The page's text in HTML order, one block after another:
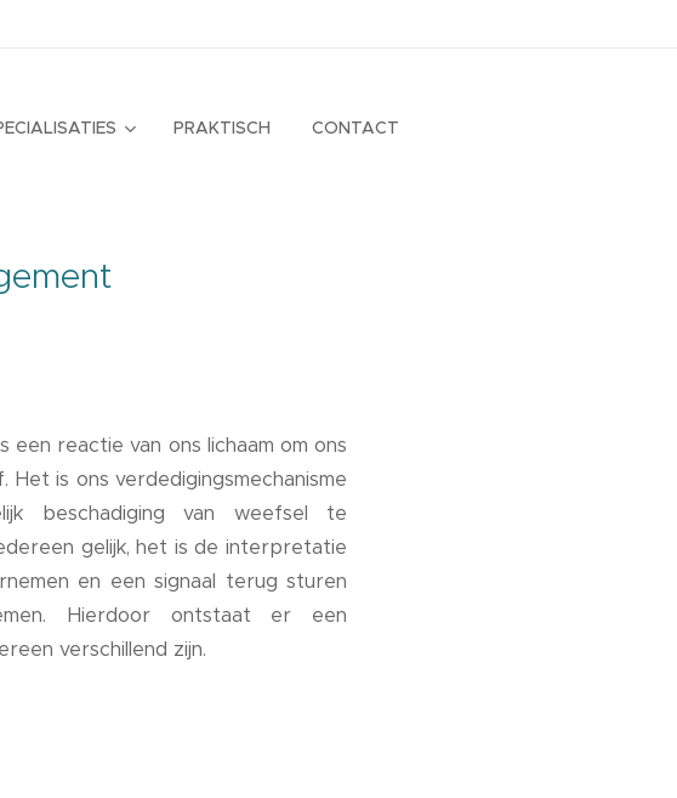
PRAKTISCH CONTACT
een reactie van ons lichaam om ons
is ons verdedigingsmechanisme
beschadiging van weefsel te
gelijk, het is de interpretatie
en een signaal terug sturen
Hierdoor ontstaat er een
verschillend zijn.